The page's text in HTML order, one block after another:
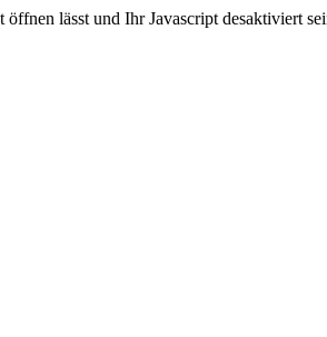
öffnen lässt und Ihr Javascript desaktiviert